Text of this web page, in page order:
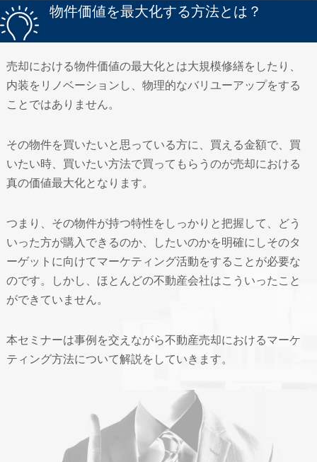
物件価値を最大化する方法とは？
売却における物件価値の最大化とは大規模修繕をしたり、
内装をリノベーションし、物理的なバリユーアップをする
ことではありません。
その物件を買いたいと思っている方に、買える金額で、買
いたい時、買いたい方法で買ってもらうのが売却における
真の価値最大化となります。
つまり、その物件が持つ特性をしっかりと把握して、どう
いった方が購入できるのか、したいのかを明確にしそのタ
ーゲットに向けてマーケティング活動をすることが必要な
のです。しかし、ほとんどの不動産会社はこういったこと
ができていません。
本セミナーは事例を交えながら不動産売却におけるマーケ
ティング方法について解説をしていきます。